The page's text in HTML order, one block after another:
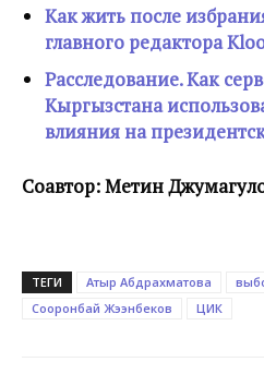
Как жить после
главного редактора
Расследование. Как
Кыргызстана
влияния на
Соавтор: Метин
ТЕГИ Атыр Абдрахматова
Сооронбай Жээнбеков
ЦИК